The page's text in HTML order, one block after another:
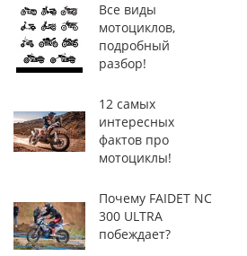
Все виды
мотоциклов,
подробный
разбор!
12 самых
интересных
фактов про
мотоциклы!
Почему FAIDET NC
300 ULTRA
побеждает?